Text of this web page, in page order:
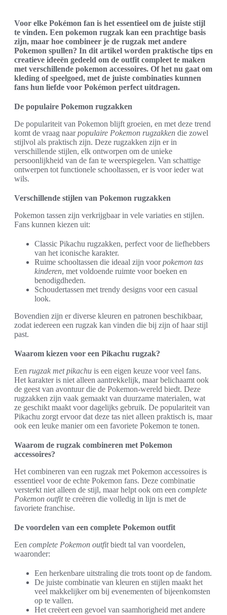
Voor elke Pokémon fan is het essentieel om de juiste stijl
te vinden. Een pokemon rugzak kan een prachtige basis
zijn, maar hoe combineer je de rugzak met andere
Pokemon spullen? In dit artikel worden praktische tips en
creatieve ideeën gedeeld om de outfit compleet te maken
met verschillende pokemon accessoires. Of het nu gaat om
kleding of speelgoed, met de juiste combinaties kunnen
fans hun liefde voor Pokémon perfect uitdragen.
De populaire Pokemon rugzakken
De populariteit van Pokemon blijft groeien, en met deze trend
komt de vraag naarpopulaire Pokemon rugzakken die zowel
stijlvol als praktisch zijn. Deze rugzakken zijn er in
verschillende stijlen, elk ontworpen om de unieke
persoonlijkheid van de fan te weerspiegelen. Van schattige
ontwerpen tot functionele schooltassen, er is voor ieder wat
wils.
Verschillende stijlen van Pokemon rugzakken
Pokemon tassen zijn verkrijgbaar in vele variaties en stijlen.
Fans kunnen kiezen uit:
Classic Pikachu rugzakken, perfect voor de liefhebbers
van het iconische karakter.
Ruime schooltassen die ideaal zijn voorpokemon tas
kinderen, met voldoende ruimte voor boeken en
benodigdheden.
Schoudertassen met trendy designs voor een casual
look.
Bovendien zijn er diverse kleuren en patronen beschikbaar,
zodat iedereen een rugzak kan vinden die bij zijn of haar stijl
past.
Waarom kiezen voor een Pikachu rugzak?
Een rugzak met pikachu is een eigen keuze voor veel fans.
Het karakter is niet alleen aantrekkelijk, maar belichaamt ook
de geest van avontuur die de Pokemon-wereld biedt. Deze
rugzakken zijn vaak gemaakt van duurzame materialen, wat
ze geschikt maakt voor dagelijks gebruik. De populariteit van
Pikachu zorgt ervoor dat deze tas niet alleen praktisch is, maar
ook een leuke manier om een favoriete Pokemon te tonen.
Waarom de rugzak combineren met Pokemon
accessoires?
Het combineren van een rugzak met Pokemon accessoires is
essentieel voor de echte Pokemon fans. Deze combinatie
versterkt niet alleen de stijl, maar helpt ook om een complete
Pokemon outfitte creëren die volledig in lijn is met de
favoriete franchise.
De voordelen van een complete Pokemon outfit
Een complete Pokemon outfitbiedt tal van voordelen,
waaronder:
Een herkenbare uitstraling die trots toont op de fandom.
De juiste combinatie van kleuren en stijlen maakt het
veel makkelijker om bij evenementen of bijeenkomsten
op te vallen.
Het creëert een gevoel van saamhorigheid met andere